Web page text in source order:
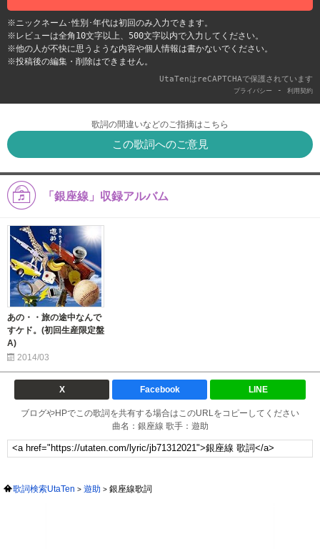
※ニックネーム･性別･年代は初回のみ入力できます。
※レビューは全角10文字以上、500文字以内で入力してください。
※他の人が不快に思うような内容や個人情報は書かないでください。
※投稿後の編集・削除はできません。
UtaTenはreCAPTCHAで保護されています
プライバシー - 利用契約
歌詞の間違いなどのご指摘はこちら
この歌詞へのご意見
「銀座線」収録アルバム
あの・・旅の途中なんで
すケド。(初回生産限定盤
A)
2014/03
X Facebook LINE
ブログやHPでこの歌詞を共有する場合はこのURLをコピーしてください
曲名：銀座線 歌手：遊助
歌詞検索UtaTen 遊助 銀座線歌詞